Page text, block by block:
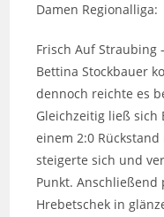
Damen Regionalliga:
Frisch Auf Straubing
Bettina Stockbauer
dennoch reichte es
Gleichzeitig ließ sich
einem 2:0
steigerte sich und
Punkt. Anschließend
Hrebetschek in